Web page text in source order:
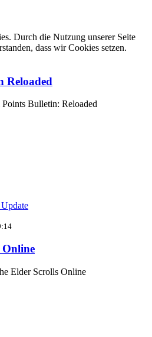
Durch die Nutzung unserer Seite
dass wir Cookies setzen.
Reloaded
Bulletin: Reloaded
Online
Elder Scrolls Online